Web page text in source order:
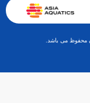
محفوظ می باشد.